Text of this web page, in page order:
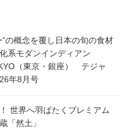
の概念を覆し日本の旬の食材
系モダンインディアン
（東京・銀座） テジャ
年8月号
世界へ羽ばたくプレミアム
「然土」